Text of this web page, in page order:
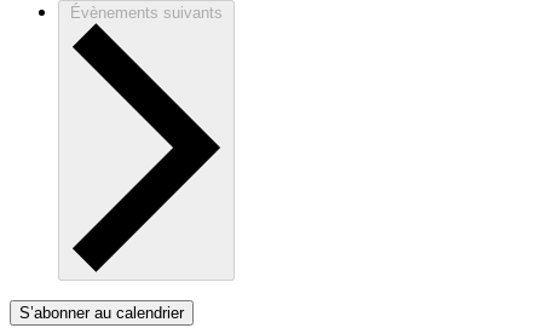
Évènements suivants
S’abonner au calendrier